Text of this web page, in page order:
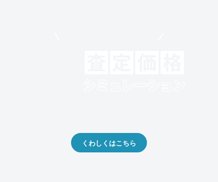
くわしくはこちら